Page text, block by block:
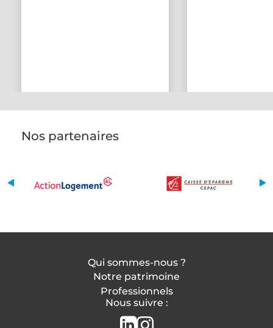
Nos partenaires
Qui sommes-nous ?
Notre patrimoine
Professionnels
Nous suivre :